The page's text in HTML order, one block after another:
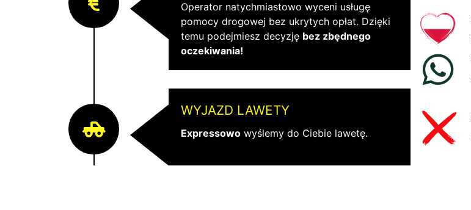
Operator natychmiastowo wyceni usługę
pomocy drogowej bez ukrytych opłat. Dzięki
temu podejmiesz decyzję bez zbędnego
oczekiwania!
WYJAZD LAWETY
Expressowo wyślemy do Ciebie lawetę.